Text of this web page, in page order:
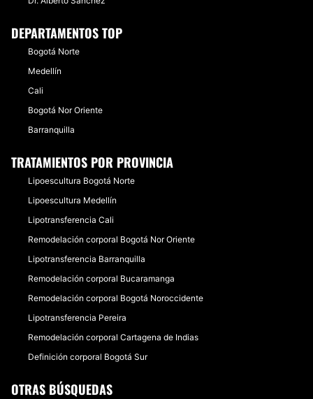
DEPARTAMENTOS TOP
Bogotá Norte
Medellín
Cali
Bogotá Nor Oriente
Barranquilla
TRATAMIENTOS POR PROVINCIA
Lipoescultura Bogotá Norte
Lipoescultura Medellín
Lipotransferencia Cali
Remodelación corporal Bogotá Nor Oriente
Lipotransferencia Barranquilla
Remodelación corporal Bucaramanga
Remodelación corporal Bogotá Noroccidente
Lipotransferencia Pereira
Remodelación corporal Cartagena de Indias
Definición corporal Bogotá Sur
OTRAS BÚSQUEDAS